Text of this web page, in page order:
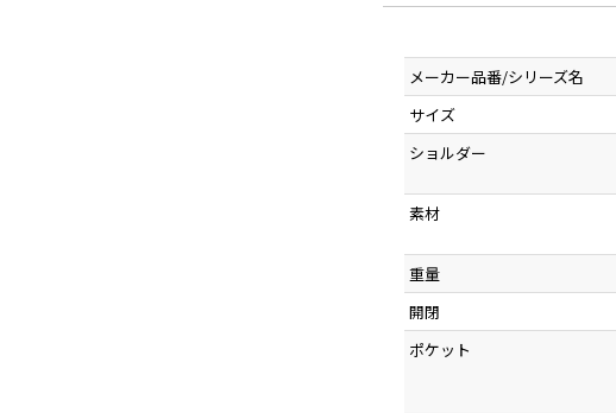
メーカー品番/シリーズ名
サイズ
ショルダー
素材
重量
開閉
ポケット